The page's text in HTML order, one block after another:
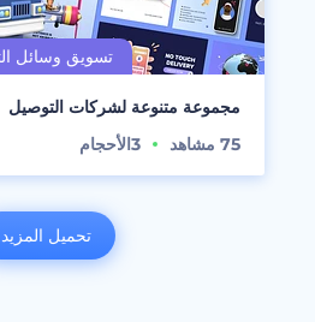
مجموعة متنوعة لشركات التوصيل
75 مشاهد 3الأحجام
تحميل المزيد